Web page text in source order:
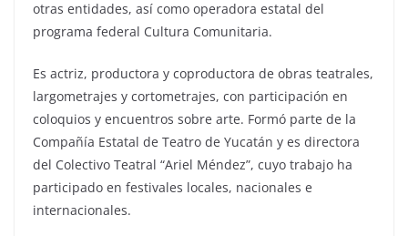
otras entidades, así como operadora estatal del
programa federal Cultura Comunitaria.
Es actriz, productora y coproductora de obras teatrales,
largometrajes y cortometrajes, con participación en
coloquios y encuentros sobre arte. Formó parte de la
Compañía Estatal de Teatro de Yucatán y es directora
del Colectivo Teatral “Ariel Méndez”, cuyo trabajo ha
participado en festivales locales, nacionales e
internacionales.